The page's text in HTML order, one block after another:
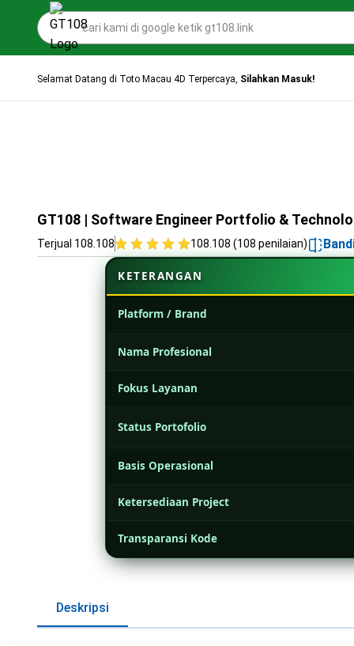
Selamat Datang di Toto Macau 4D Terpercaya, Silahkan Masuk!
GT108 | Software Engineer Portfolio &
Terjual 108.108 108.108 (108 penilaian)
KETERANGAN
Platform / Brand
Nama Profesional
Fokus Layanan
Status Portofolio
Basis Operasional
Ketersediaan Project
Transparansi Kode
Deskripsi